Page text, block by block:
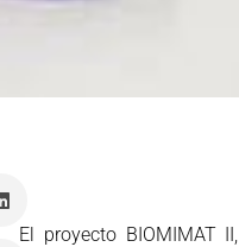
El proyecto BIOMIMAT II,